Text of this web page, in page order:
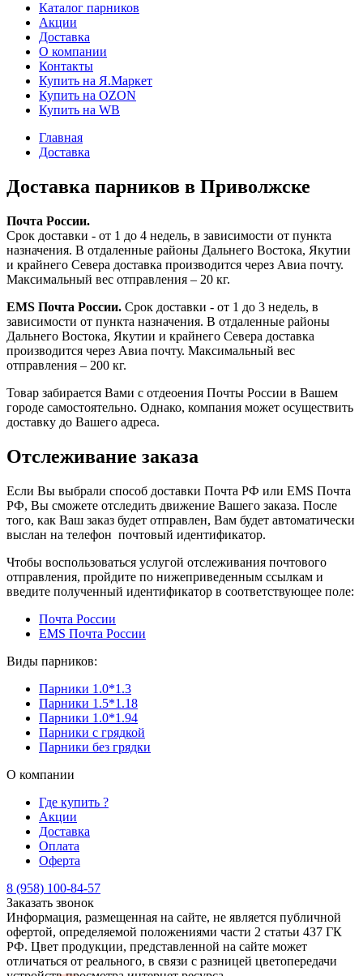
Каталог парников
Акции
Доставка
О компании
Контакты
Купить на Я.Маркет
Купить на OZON
Купить на WB
Главная
Доставка
Доставка парников в Приволжске
Почта России.
Срок доставки - от 1 до 4 недель, в зависимости от пункта
назначения. В отдаленные районы Дальнего Востока, Якутии
и крайнего Севера доставка производится через Авиа почту.
Максимальный вес отправления – 20 кг.
EMS Почта России. Срок доставки - от 1 до 3 недель, в
зависимости от пункта назначения. В отдаленные районы
Дальнего Востока, Якутии и крайнего Севера доставка
производится через Авиа почту. Максимальный вес
отправления – 200 кг.
Товар забирается Вами с отдеоения Почты России в Вашем
городе самостоятельно. Однако, компания может осуществить
доставку до Вашего адреса.
Отслеживание заказа
Если Вы выбрали способ доставки Почта РФ или EMS Почта
РФ, Вы сможете отследить движение Вашего заказа. После
того, как Ваш заказ будет отправлен, Вам будет автоматически
выслан на телефон почтовый идентификатор.
Чтобы воспользоваться услугой отслеживания почтового
отправления, пройдите по нижеприведенным ссылкам и
введите полученный идентификатор в соответствующее поле:
Почта России
EMS Почта России
Виды парников:
Парники 1.0*1.3
Парники 1.5*1.18
Парники 1.0*1.94
Парники с грядкой
Парники без грядки
О компании
Где купить ?
Акции
Доставка
Оплата
Оферта
8 (958) 100-84-57
Заказать звонок
Информация, размещенная на сайте, не является публичной
офертой, определяемой положениями части 2 статьи 437 ГК
РФ. Цвет продукции, представленной на сайте может
отличаться от реального, в связи с разницей цветопередачи